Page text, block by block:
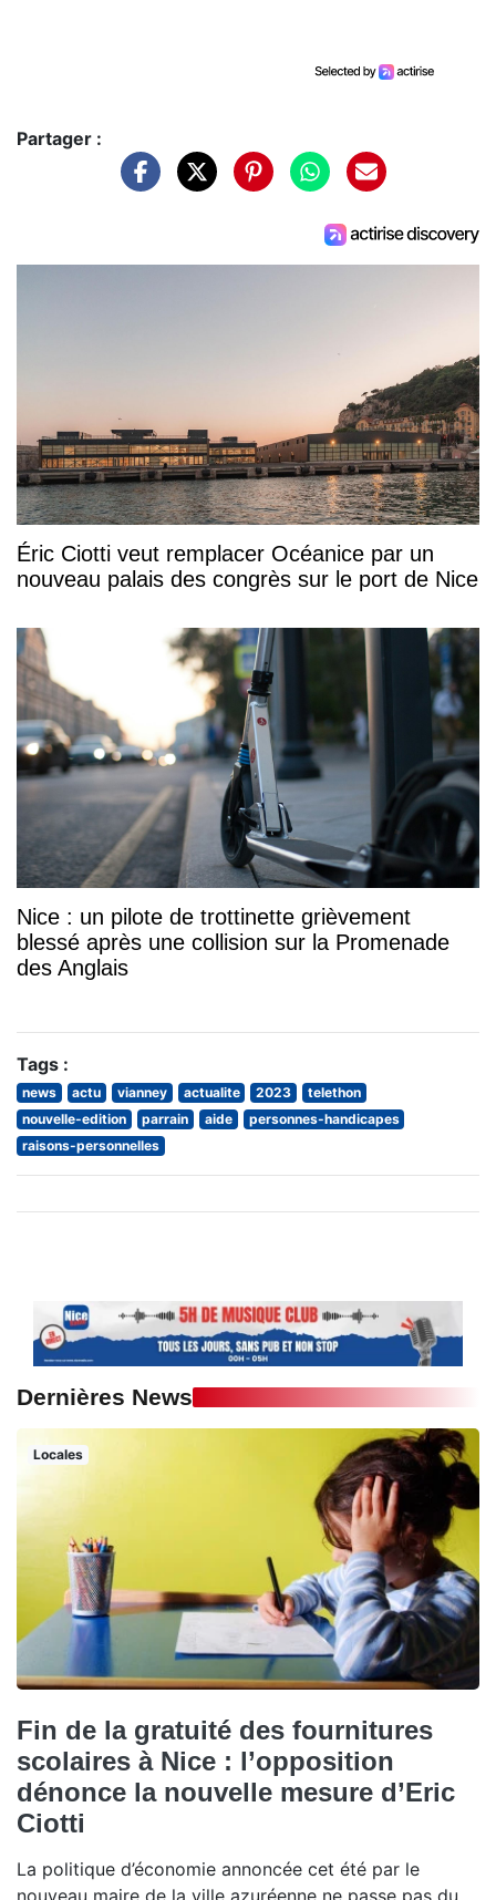
Partager :
Éric Ciotti veut remplacer Océanice par un
nouveau palais des congrès sur le port de Nice
Nice : un pilote de trottinette grièvement
blessé après une collision sur la Promenade
des Anglais
Tags :
news actu vianney actualite 2023
telethon
nouvelle-edition
parrain aide
personnes-handicapes
raisons-personnelles
Dernières News
Locales
Fin de la gratuité des fournitures
scolaires à Nice : l’opposition
dénonce la nouvelle mesure d’Eric
Ciotti
La politique d’économie annoncée cet été par le
nouveau maire de la ville azuréenne ne passe pas du